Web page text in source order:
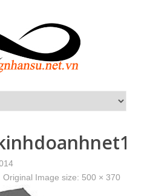
Original Image size: 500 × 370